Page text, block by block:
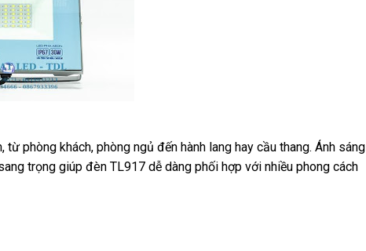
phòng khách, phòng ngủ đến hành lang hay cầu thang. Ánh sáng
trọng giúp đèn TL917 dễ dàng phối hợp với nhiều phong cách